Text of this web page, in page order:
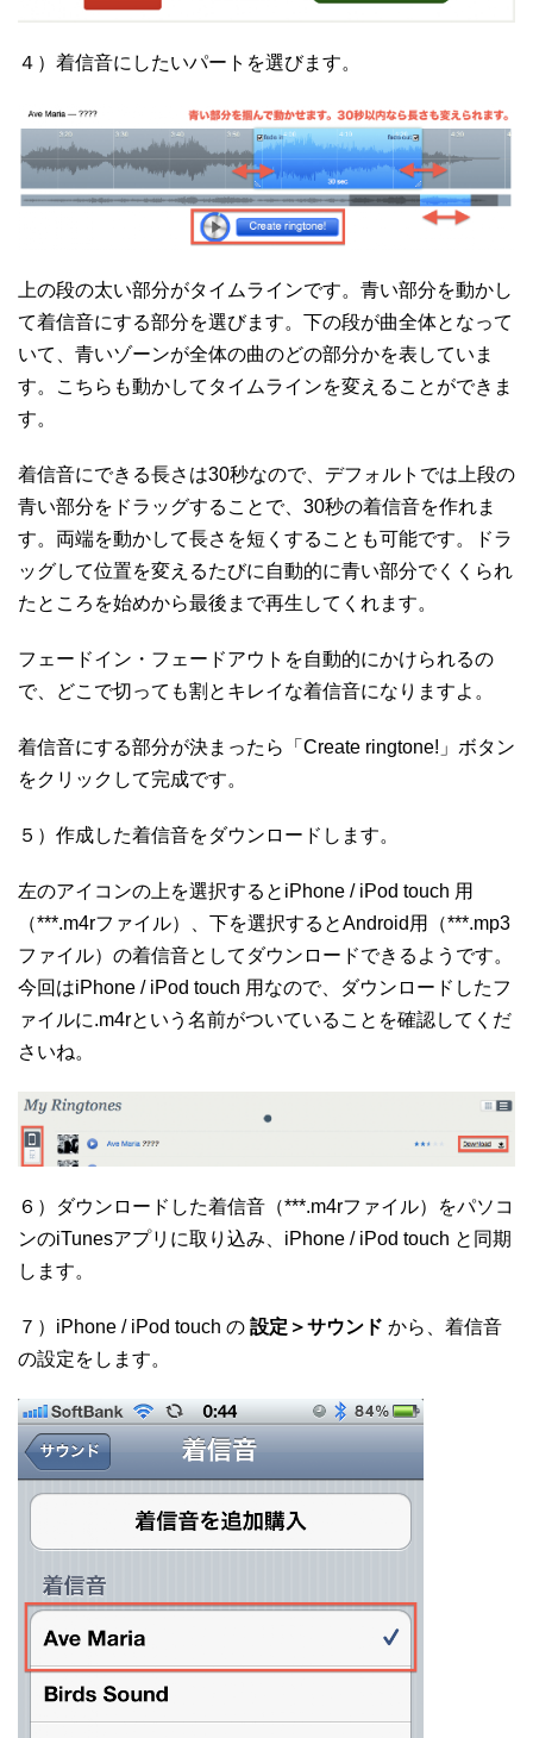
４）着信音にしたいパートを選びます。
上の段の太い部分がタイムラインです。青い部分を動かし
て着信音にする部分を選びます。下の段が曲全体となって
いて、青いゾーンが全体の曲のどの部分かを表していま
す。こちらも動かしてタイムラインを変えることができま
す。
着信音にできる長さは30秒なので、デフォルトでは上段の
青い部分をドラッグすることで、30秒の着信音を作れま
す。両端を動かして長さを短くすることも可能です。ドラ
ッグして位置を変えるたびに自動的に青い部分でくくられ
たところを始めから最後まで再生してくれます。
フェードイン・フェードアウトを自動的にかけられるの
で、どこで切っても割とキレイな着信音になりますよ。
着信音にする部分が決まったら「Create ringtone!」ボタン
をクリックして完成です。
５）作成した着信音をダウンロードします。
左のアイコンの上を選択するとiPhone / iPod touch 用
（***.m4rファイル）、下を選択するとAndroid用（***.mp3
ファイル）の着信音としてダウンロードできるようです。
今回はiPhone / iPod touch 用なので、ダウンロードしたフ
ァイルに.m4rという名前がついていることを確認してくだ
さいね。
６）ダウンロードした着信音（***.m4rファイル）をパソコ
ンのiTunesアプリに取り込み、iPhone / iPod touch と同期
します。
７）iPhone / iPod touch の 設定＞サウンド から、着信音
の設定をします。